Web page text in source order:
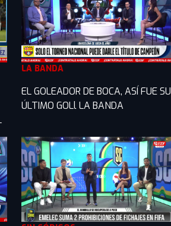
LA BANDA
EL GOLEADOR DE BOCA, ASÍ FUE SU
ÚLTIMO GOLl LA BANDA